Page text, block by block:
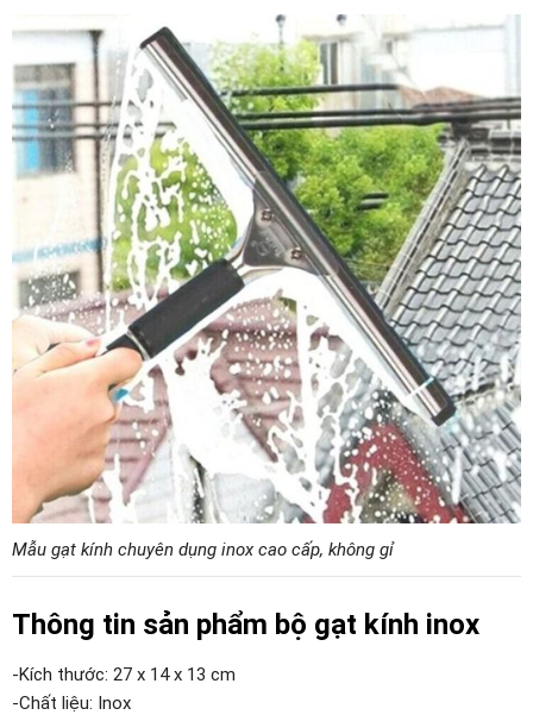
Mẫu gạt kính chuyên dụng inox cao cấp, không gỉ
Thông tin sản phẩm bộ gạt kính inox
-Kích thước: 27 x 14 x 13 cm
-Chất liệu: Inox